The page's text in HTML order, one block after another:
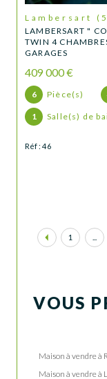
Lambersart
LAMBERSART "
TWIN 4
GARAGES
409 000 €
6 Pièce(s)
1 Salle(s) de
Réf : 46
1
VOUS
Maison à vendre à
Maison à vendre à